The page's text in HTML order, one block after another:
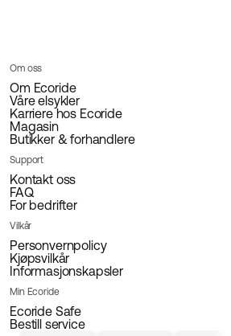
Om oss
Om Ecoride
Våre elsykler
Karriere hos Ecoride
Magasin
Butikker & forhandlere
Support
Kontakt oss
FAQ
For bedrifter
Vilkår
Personvernpolicy
Kjøpsvilkår
Informasjonskapsler
Min Ecoride
Ecoride Safe
Bestill service